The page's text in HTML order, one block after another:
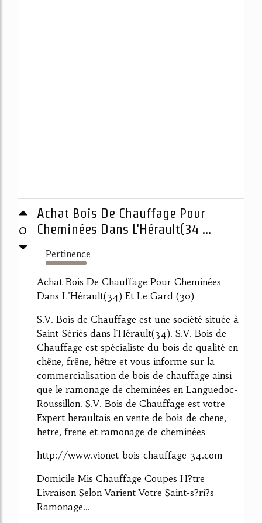
0
Achat Bois De Chauffage Pour
Cheminées Dans L'Hérault(34 ...
Pertinence
558%
Achat Bois De Chauffage Pour Cheminées
Dans L'Hérault(34) Et Le Gard (30)
S.V. Bois de Chauffage est une société située à
Saint-Sériès dans l'Hérault(34). S.V. Bois de
Chauffage est spécialiste du bois de qualité en
chêne, frêne, hêtre et vous informe sur la
commercialisation de bois de chauffage ainsi
que le ramonage de cheminées en Languedoc-
Roussillon. S.V. Bois de Chauffage est votre
Expert heraultais en vente de bois de chene,
hetre, frene et ramonage de cheminées
http://www.vionet-bois-chauffage-34.com
Domicile Mis Chauffage Coupes H?tre
Livraison Selon Varient Votre Saint-s?ri?s
Ramonage...